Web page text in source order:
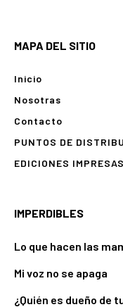
MAPA DEL SITIO
Inicio
Nosotras
Contacto
PUNTOS DE
EDICIONES IMPRESAS
IMPERDIBLES
Lo que hacen las
Mi voz no se apaga
¿Quién es dueño de